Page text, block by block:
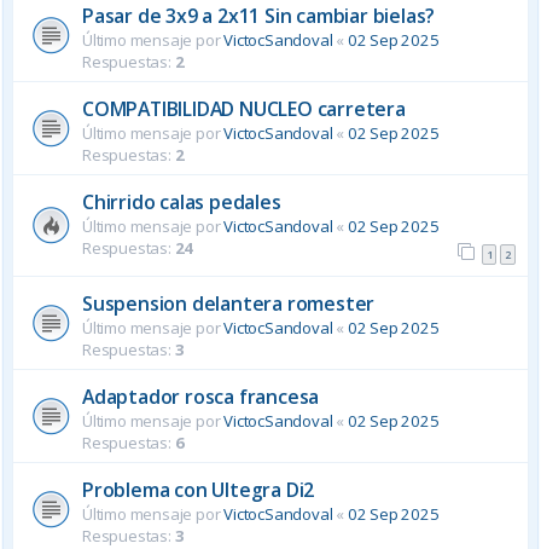
Pasar de 3x9 a 2x11 Sin cambiar bielas?
Último mensaje porVictocSandoval « 02 Sep 2025
Respuestas: 2
COMPATIBILIDAD NUCLEO carretera
Último mensaje porVictocSandoval « 02 Sep 2025
Respuestas: 2
Chirrido calas pedales
Último mensaje porVictocSandoval « 02 Sep 2025
Respuestas: 24 1 2
Suspension delantera romester
Último mensaje porVictocSandoval « 02 Sep 2025
Respuestas: 3
Adaptador rosca francesa
Último mensaje porVictocSandoval « 02 Sep 2025
Respuestas: 6
Problema con Ultegra Di2
Último mensaje porVictocSandoval « 02 Sep 2025
Respuestas: 3